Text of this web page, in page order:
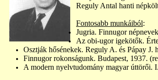
Reguly Antal hanti
Fontosabb munkáiból:
Jugria. Finnugor
Az obi-ugor igekötők.
Osztják hősénekek. Reguly A. és Pápay
Finnugor rokonságunk. Budapest, 1937.
A modern nyelvtudomány magyar úttörői.